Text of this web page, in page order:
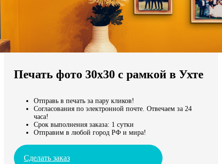
Мы доставляем по всему миру
Продолжить без города
Печать фото 30х30 с рамкой в Ухте
Отправь в печать за пару кликов!
Согласования по электронной почте. Отвечаем за 24
часа!
Срок выполнения заказа: 1 сутки
Отправим в любой город РФ и мира!
Сделать заказ